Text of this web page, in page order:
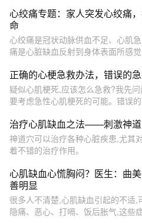
心绞痛专题：家人突发心绞痛
命
心绞痛是冠状动脉供血不足、心肌
痛是心脏缺血反射到身体表面所感
正确的心梗急救办法，错误的
疑似心肌梗死,应该怎么急救?我先
要考虑急性心肌梗死的可能。错误
治疗心肌缺血之法——刺激神
神道穴可以治疗各种心脏疾患,尤其
着不错的治疗作用。
心肌缺血心慌胸闷？医生：曲
善明显
很多人不清楚,心肌缺血引起的不适,
隐痛、恶心、打嗝、饭后胀气,这些